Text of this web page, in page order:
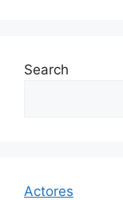
Search
Actores